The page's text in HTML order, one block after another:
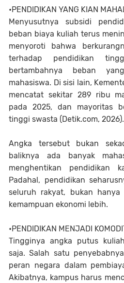
•PENDIDIKAN YANG KIAN
Menyusutnya subsidi
beban biaya kuliah terus
menyoroti bahwa
terhadap pendidikan
bertambahnya beban
mahasiswa. Di sisi lain,
mencatat sekitar 289 ribu
pada 2025, dan mayoritas
tinggi swasta (Detik.com, 2026).
Angka tersebut bukan
baliknya ada banyak
menghentikan pendidikan
Padahal, pendidikan
seluruh rakyat, bukan hanya
kemampuan ekonomi lebih.
•PENDIDIKAN MENJADI
Tingginya angka putus
saja. Salah satu
peran negara dalam
Akibatnya, kampus harus